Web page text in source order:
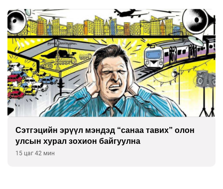
Сэтгэцийн эрүүл мэндэд “санаа тавих” олон
улсын хурал зохион байгуулна
15 цаг 42 мин